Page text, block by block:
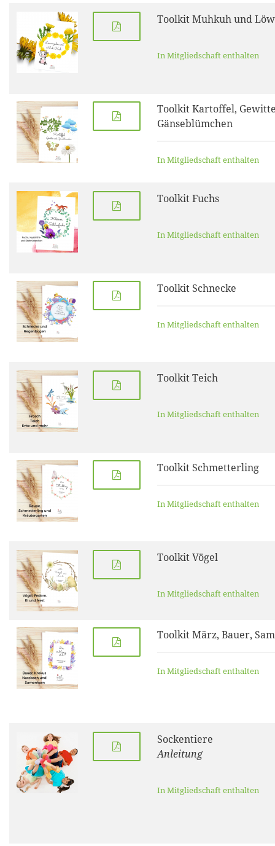
Toolkit Muhkuh und
In Mitgliedschaft enthalten
Toolkit Kartoffel,
Gänseblümchen
In Mitgliedschaft enthalten
Toolkit Fuchs
In Mitgliedschaft enthalten
Toolkit Schnecke
In Mitgliedschaft enthalten
Toolkit Teich
In Mitgliedschaft enthalten
Toolkit Schmetterling
In Mitgliedschaft enthalten
Toolkit Vögel
In Mitgliedschaft enthalten
Toolkit März, Bauer,
In Mitgliedschaft enthalten
Sockentiere
Anleitung
In Mitgliedschaft enthalten